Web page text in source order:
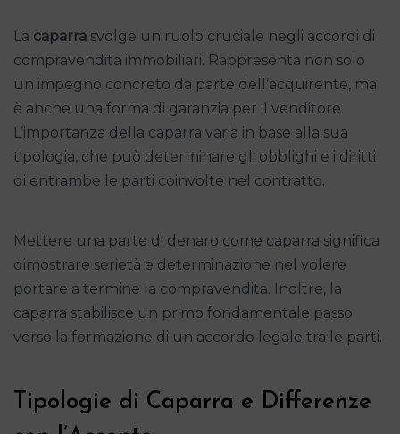
La caparra svolge un ruolo cruciale negli accordi di
compravendita immobiliari. Rappresenta non solo
un impegno concreto da parte dell’acquirente, ma
è anche una forma di garanzia per il venditore.
L’importanza della caparra varia in base alla sua
tipologia, che può determinare gli obblighi e i diritti
di entrambe le parti coinvolte nel contratto.
Mettere una parte di denaro come caparra significa
dimostrare serietà e determinazione nel volere
portare a termine la compravendita. Inoltre, la
caparra stabilisce un primo fondamentale passo
verso la formazione di un accordo legale tra le parti.
Tipologie di Caparra e Differenze